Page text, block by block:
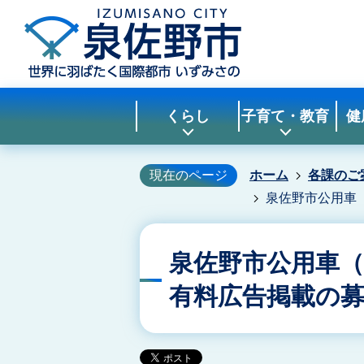
くらし 子育て・教育 健
現在のページ ホーム
各課のご
泉佐野市公用車
泉佐野市公用車
有料広告掲載の